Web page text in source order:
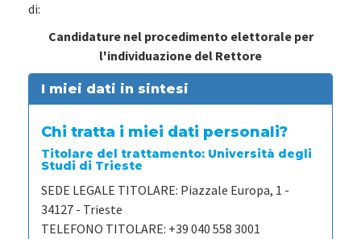
di:
Candidature nel procedimento elettorale per
l'individuazione del Rettore
I miei dati in sintesi
Chi tratta i miei dati personali?
Titolare del trattamento: Università degli
Studi di Trieste
SEDE LEGALE TITOLARE: Piazzale Europa, 1 -
34127 - Trieste
TELEFONO TITOLARE: +39 040 558 3001